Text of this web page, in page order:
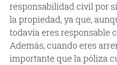
responsabilidad civil por
la propiedad, ya que,
todavía eres responsable
Además, cuando eres
importante que la póliza